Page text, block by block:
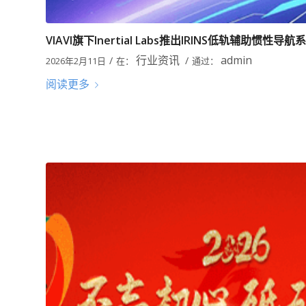
VIAVI旗下Inertial Labs推出IRINS低轨辅助惯性导航
2026年2月11日 / 在： 行业资讯 / 通过： admin
阅读更多